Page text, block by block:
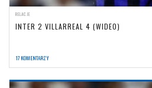
RELACJE
INTER 2 VILLARREAL 4 (WIDEO)
17 KOMENTARZY